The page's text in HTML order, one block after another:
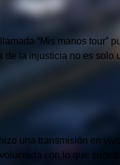
“Mis manos tour”
la injusticia no es
una transmisión en
con lo que